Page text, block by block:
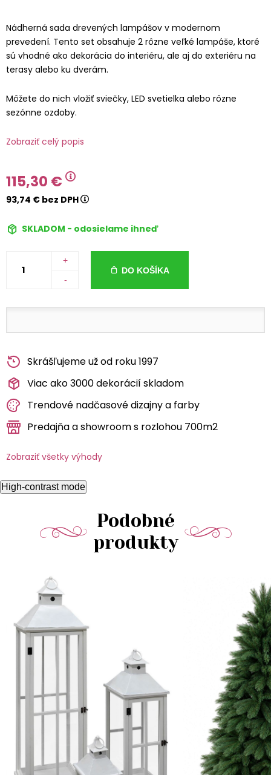
Nádherná sada drevených lampášov v modernom
prevedení. Tento set obsahuje 2 rôzne veľké lampáše, ktoré
sú vhodné ako dekorácia do interiéru, ale aj do exteriéru na
terasy alebo ku dverám.
Môžete do nich vložiť sviečky, LED svetielka alebo rôzne
sezónne ozdoby.
Zobraziť celý popis
115,30 €
93,74 € bez DPH
SKLADOM - odosielame ihneď
+
-
DO KOŠÍKA
Skrášľujeme už od roku 1997
Viac ako 3000 dekorácií skladom
Trendové nadčasové dizajny a farby
Predajňa a showroom s rozlohou 700m2
Zobraziť všetky výhody
High-contrast mode
Podobné
produkty